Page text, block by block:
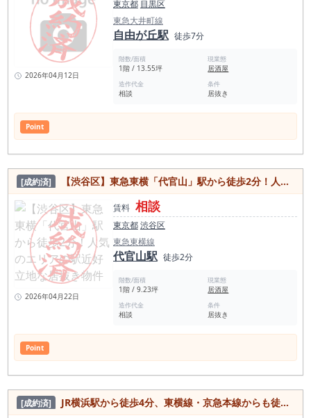
2026年04月12日
東京都 目黒区
東急大井町線
自由が丘駅 徒歩7分
階数/面積
1階 / 13.55坪
現業態
居酒屋
造作代金
相談
条件
居抜き
Point
[成約済] 【渋谷区】東急東横「代官山」駅から徒歩2分！人気のエリアの駅近好立地な居抜き物件
2026年04月22日
賃料 相談
東京都渋谷区
東急東横線
代官山駅 徒歩2分
階数/面積
1階 / 9.23坪
現業態
居酒屋
造作代金
相談
条件
居抜き
Point
[成約済] JR横浜駅から徒歩4分、東横線・京急本線からも徒歩5分！美容・医療系重飲食可、1フロア1テナントの居抜き物件